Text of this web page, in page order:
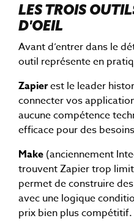
LES TROIS
D'OEIL
Avant d’entrer dans le
outil représente en
Zapierest le leader
connecter vos
aucune compétence
efficace pour des
Make (anciennement
trouvent Zapier trop
permet de construire
avec une logique
prix bien plus compétitif.